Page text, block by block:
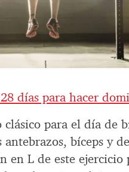
días para hacer
para el día de
bíceps y
en L de este